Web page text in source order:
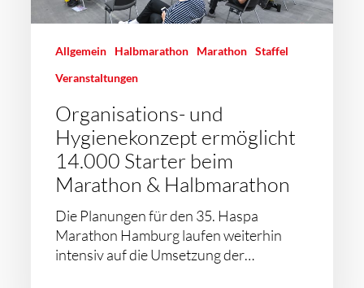
Allgemein Halbmarathon Marathon
Staffel
Veranstaltungen
Organisations- und
Hygienekonzept ermöglicht
14.000 Starter beim
Marathon & Halbmarathon
Die Planungen für den 35. Haspa
Marathon Hamburg laufen weiterhin
intensiv auf die Umsetzung der…